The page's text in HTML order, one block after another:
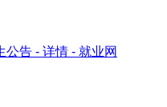
告 - 详情 - 就业网